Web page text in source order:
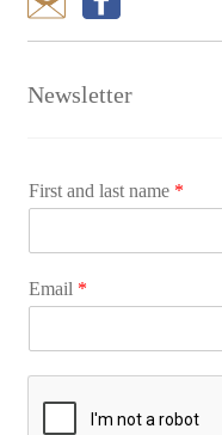
Newsletter
First and last name *
Email *